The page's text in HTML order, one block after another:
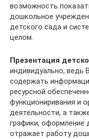
возможность
дошкольное
детского сада и
целом.
Презентация
индивидуально, ведь
содержать
ресурсной
функциониривания и
деятельности, а
графики, оформление
отражает работу